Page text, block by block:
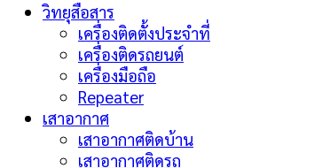
วิทยุสือสาร
เครื่องติดตั้งประจำที่
เครื่องติดรถยนต์
เครื่องมือถือ
Repeater
เสาอากาศ
เสาอากาศติดบ้าน
เสาอากาศติดรถ